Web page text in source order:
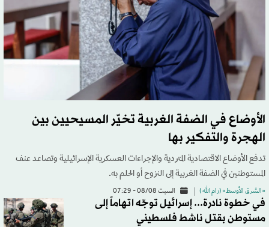
الأوضاع في الضفة الغربية تخيّر المسيحيين بين
الهجرة والتفكير بها
تدفع الأوضاع الاقتصادية المتردية والإجراءات العسكرية الإسرائيلية وتصاعد عنف
المستوطنين في الضفة الغربية إلى النزوح أو الحلم به.
«الشرق الأوسط» (رام الله ) السبت 08/08 - 07:29
في خطوة نادرة... إسرائيل توجّه اتهاماً إلى
مستوطن بقتل ناشط فلسطيني